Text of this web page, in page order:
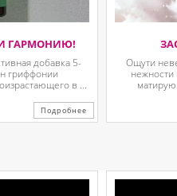
ГАРМОНИЮ!
добавка 5-
гриффонии
в ...
Подробнее
Ощути
нежности